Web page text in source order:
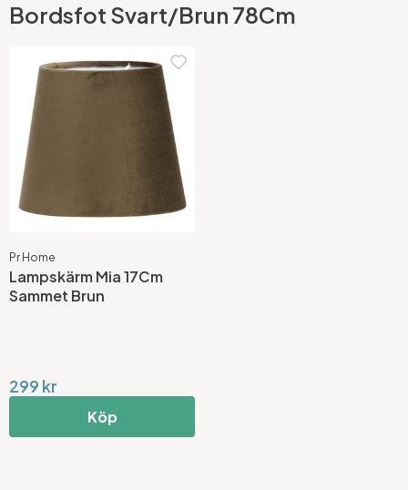
Bordsfot Svart/Brun 78Cm
Pr Home
Lampskärm Mia 17Cm
Sammet Brun
299 kr
Köp